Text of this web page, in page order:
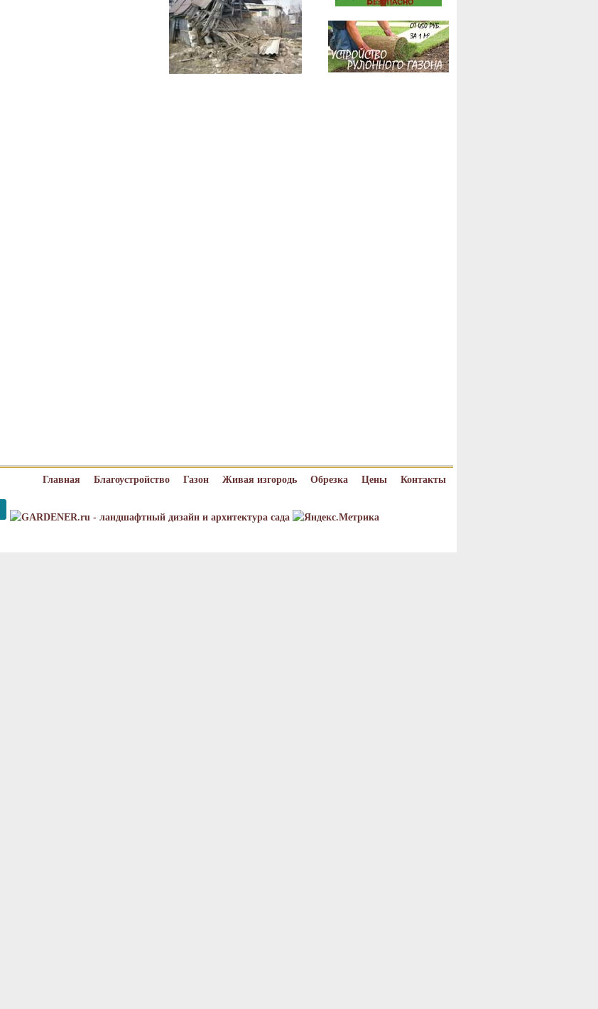
Главная Благоустройство Газон Живая изгородь Обрезка Цены Контакты